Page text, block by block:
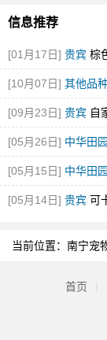
信息推荐
[01月17日] 贵宾 棕
[10月07日] 其他品
[09月23日] 贵宾 自
[05月26日] 中华田
[05月15日] 中华田
[05月14日] 贵宾 可
当前位置： 南宁宠
首页